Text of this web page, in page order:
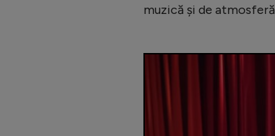
muzică și de atmosferă